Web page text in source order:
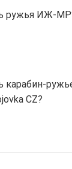
ружья ИЖ-
карабин-
CZ?